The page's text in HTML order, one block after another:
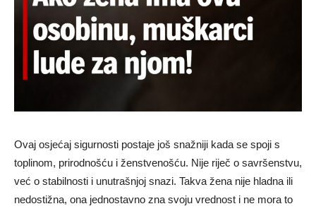
Ovaj osjećaj sigurnosti postaje još snažniji kada se spoji s
toplinom, prirodnošću i ženstvenošću. Nije riječ o savršenstvu,
već o stabilnosti i unutrašnjoj snazi. Takva žena nije hladna ili
nedostižna, ona jednostavno zna svoju vrednost i ne mora to